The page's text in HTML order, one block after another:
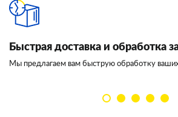
Быстрая доставка и обработка
Мы предлагаем вам быструю обработку ваших